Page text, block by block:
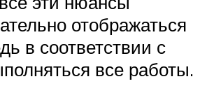
отображаться
в соответствии с
все работы.